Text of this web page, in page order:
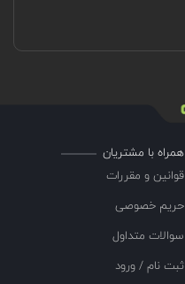
همراه با مشتریان
قوانین و مقررات
حریم خصوصی
سوالات متداول
ثبت نام / ورود